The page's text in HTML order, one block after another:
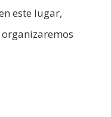
este lugar,